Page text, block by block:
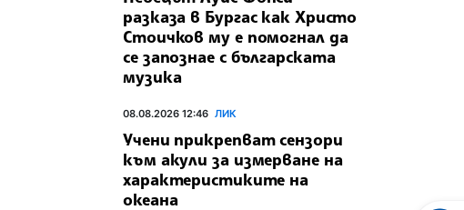
разказа в Бургас как Христо
Стоичков му е помогнал да
се запознае с българската
музика
08.08.2026 12:46 ЛИК
Учени прикрепват сензори
към акули за измерване на
характеристиките на
океана